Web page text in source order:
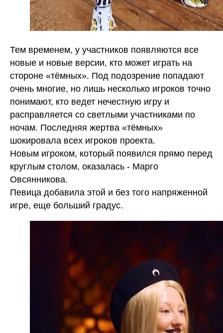
Тем временем, у участников появляются все
новые и новые версии, кто может играть на
стороне «тёмных». Под подозрение попадают
очень многие, но лишь несколько игроков точно
понимают, кто ведет нечестную игру и
расправляется со светлыми участниками по
ночам. Последняя жертва «тёмных»
шокировала всех игроков проекта.
Новым игроком, который появился прямо перед
круглым столом, оказалась - Марго
Овсянникова.
Певица добавила этой и без того напряженной
игре, еще больший градус.